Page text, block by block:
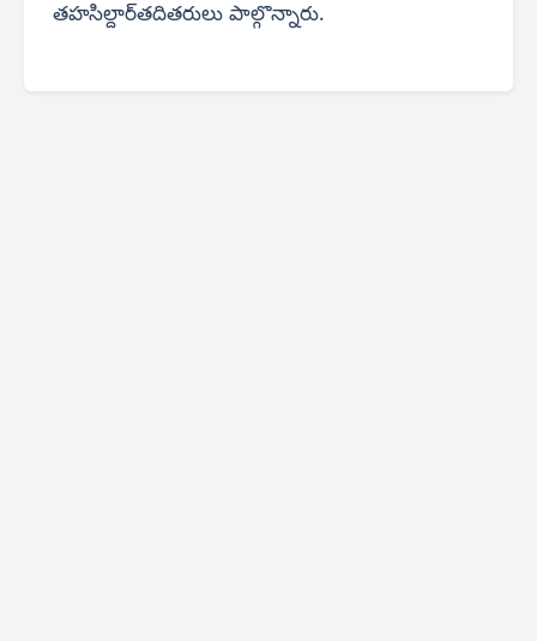
తహసిల్దార్‌తదితరులు పాల్గొన్నారు.